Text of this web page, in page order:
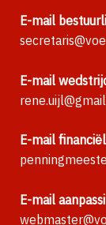
E-mail
E-mail
E-mail
E-mail